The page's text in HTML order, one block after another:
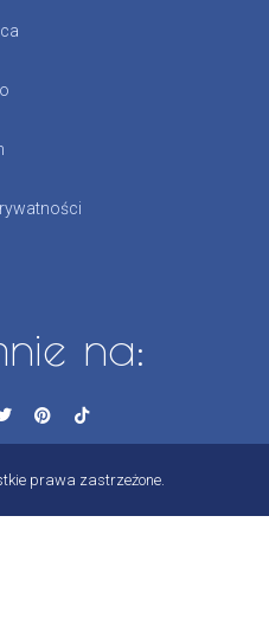
na:
prawa zastrzeżone.